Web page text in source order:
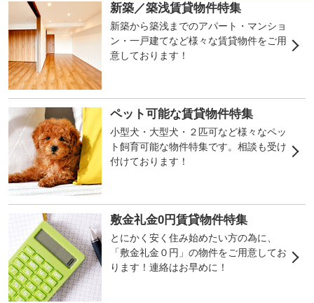
新築／築浅賃貸物件特集
新築から築浅までのアパート・マンショ
ン・一戸建てなど様々な賃貸物件をご用
意しております！
ペット可能な賃貸物件特集
小型犬・大型犬・２匹可など様々なペッ
ト飼育可能な物件特集です。相談も受け
付けております！
敷金礼金0円賃貸物件特集
とにかく安く住み始めたい方の為に、
「敷金礼金０円」の物件をご用意してお
ります！連絡はお早めに！